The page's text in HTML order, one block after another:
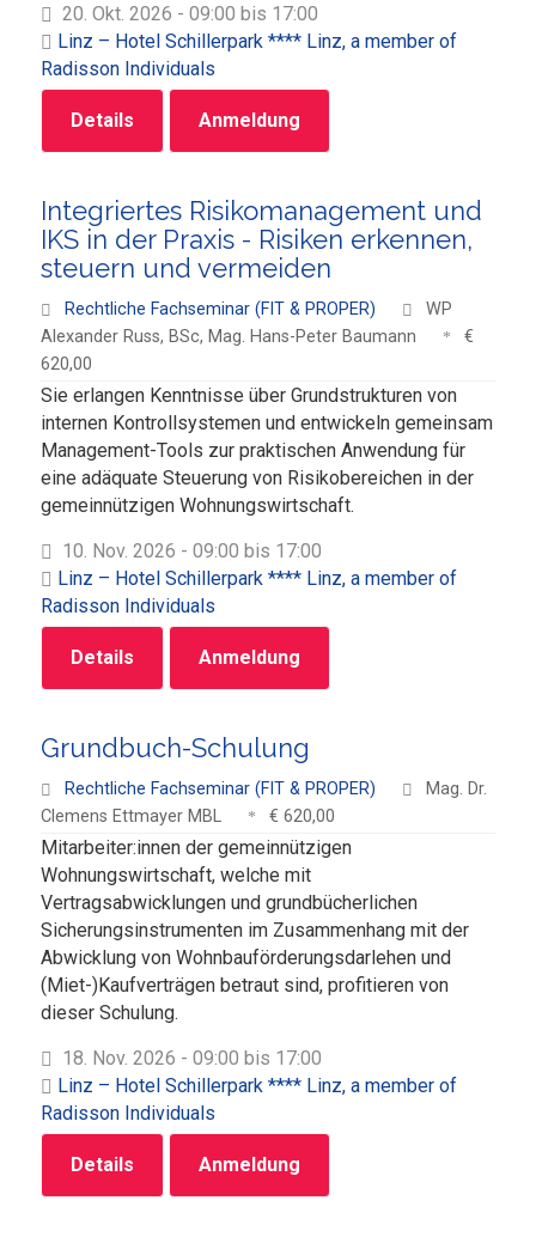
20. Okt. 2026 - 09:00 bis 17:00
Linz – Hotel Schillerpark **** Linz, a member of
Radisson Individuals
Details Anmeldung
Integriertes Risikomanagement und
IKS in der Praxis - Risiken erkennen,
steuern und vermeiden
Rechtliche Fachseminar (FIT & PROPER)
WP
Alexander Russ, BSc, Mag. Hans-Peter Baumann
€
620,00
Sie erlangen Kenntnisse über Grundstrukturen von
internen Kontrollsystemen und entwickeln gemeinsam
Management-Tools zur praktischen Anwendung für
eine adäquate Steuerung von Risikobereichen in der
gemeinnützigen Wohnungswirtschaft.
10. Nov. 2026 - 09:00 bis 17:00
Linz – Hotel Schillerpark **** Linz, a member of
Radisson Individuals
Details Anmeldung
Grundbuch-Schulung
Rechtliche Fachseminar (FIT & PROPER)
Mag. Dr.
Clemens Ettmayer MBL
€ 620,00
Mitarbeiter:innen der gemeinnützigen
Wohnungswirtschaft, welche mit
Vertragsabwicklungen und grundbücherlichen
Sicherungsinstrumenten im Zusammenhang mit der
Abwicklung von Wohnbauförderungsdarlehen und
(Miet-)Kaufverträgen betraut sind, profitieren von
dieser Schulung.
18. Nov. 2026 - 09:00 bis 17:00
Linz – Hotel Schillerpark **** Linz, a member of
Radisson Individuals
Details Anmeldung